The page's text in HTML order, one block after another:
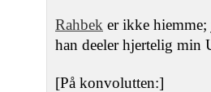
Rahbek er ikke
han deeler hjertelig
[På konvolutten:]